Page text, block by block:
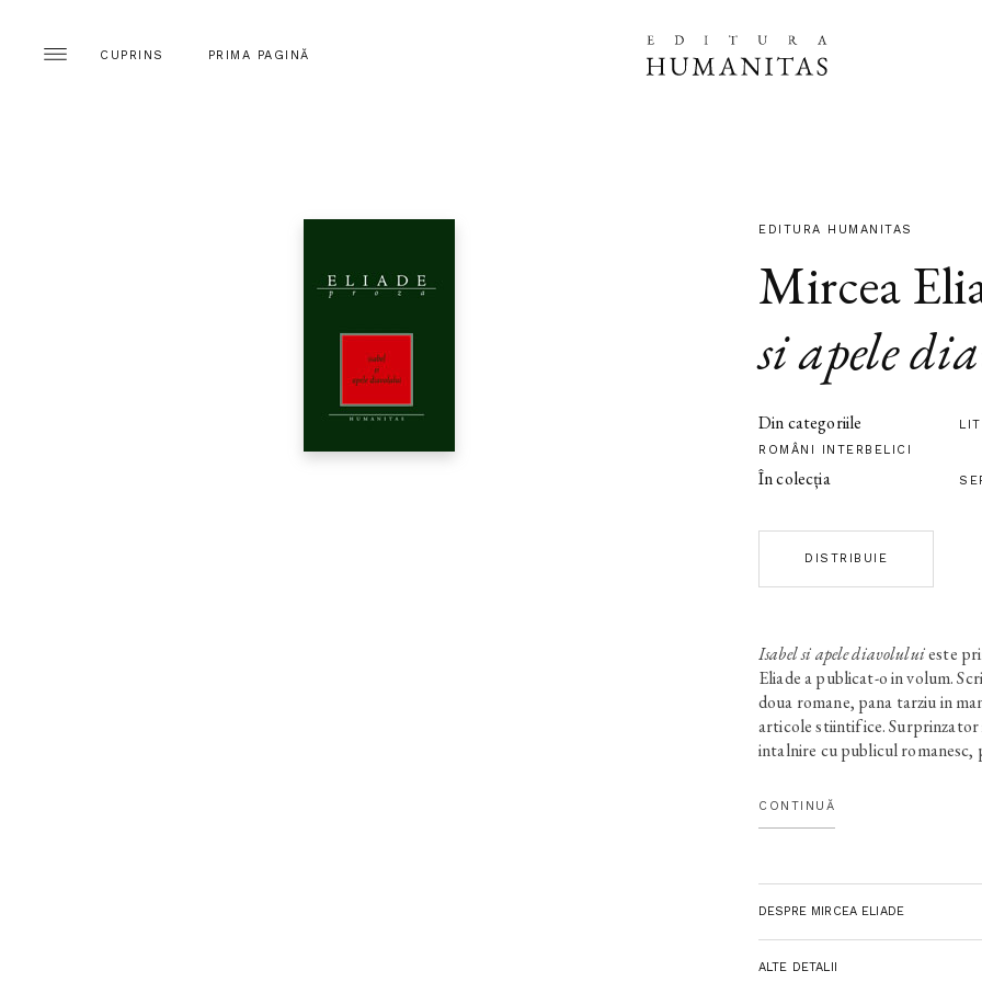
CUPRINS PRIMA PAGINĂ
EDITURA HUMANITAS
Mircea
si apele
Din categoriile
ROMÂNI INTERBELICI
În colecția
DISTRIBUIE
Isabel si apele diavoluluieste
Eliade a publicat-o in volum.
doua romane, pana tarziu in
articole stiintifice. Surprinzator
intalnire cu publicul
chiar in India. Numai ca locul
sau de debut doar un fundal,
central al romanului, savant
patimi omenesti, gata sa se
a dobandi bogatie interioara.
CONTINUĂ
DESPRE MIRCEA ELIADE
ALTE DETALII